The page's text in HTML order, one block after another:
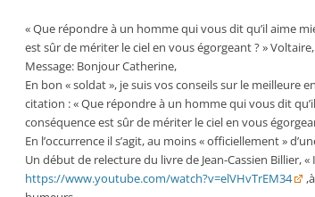
« Que répondre à un homme qui vous dit qu’il aime
est sûr de mériter le ciel en vous égorgeant ? »
Message: Bonjour Catherine,
En bon « soldat », je suis vos conseils sur le
citation : « Que répondre à un homme qui vous dit
conséquence est sûr de mériter le ciel en vous
En l’occurrence il s’agit, au moins « officiellement »
Un début de relecture du livre de Jean-Cassien Billier,
https://www.youtube.com/watch?v=elVHvTrEM34